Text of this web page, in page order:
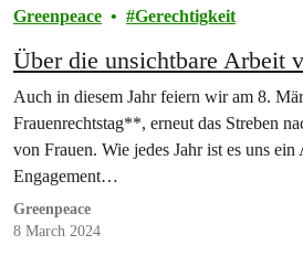
Greenpeace Gerechtigkeit
Über die unsichtbare Arbeit
Auch in diesem Jahr feiern wir am 8.
Frauenrechtstag**, erneut das Streben
von Frauen. Wie jedes Jahr ist es uns ein
Engagement…
Greenpeace
8 March 2024